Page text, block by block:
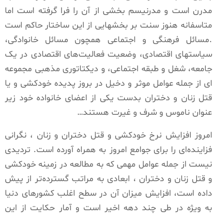
مدرن است و مدرنیسم بخشی از آن را فرا گرفته است اما
متاسفانه هنوز سنت بر بخشهایی از این ساختار حاکم است
.مسائل فرهنگی و اجتماعی همچون مسائل خانوادگی،
سیاستهای اقتصادی، وضعیت فعالیت‌های اقتصادی در یک
جامعه، شغل و طبقه اجتماعی، و دیکتاتوری مذهبی مجموعه
ای از جمله عوامل موثر و دخیل در بروز پدیده خودکشی و یا
قتل زنان و دختران بدست یکی از اعضای خانوادە خود زیر
عنوان ناموس و شرف و غیرت هستند…
امروز افزایش نرخ خودکشی و قتل دختران و زنان ، نگرانی
فزاینده‌ای را برای جوامع امروز به همراه آورده است. تردیدی
نیست از جمله عوامل مهمی که به مطالعه در زمینه خودکشی
و قتل زنان و دختران ، ابعادی به مراتب گسترده‌تر از پیش
داده است، افزایش میزان آن در سطح اغلب کشورهای دنیا
به ویژه در طی چند دهه اخیر است و آمار حکایت از این